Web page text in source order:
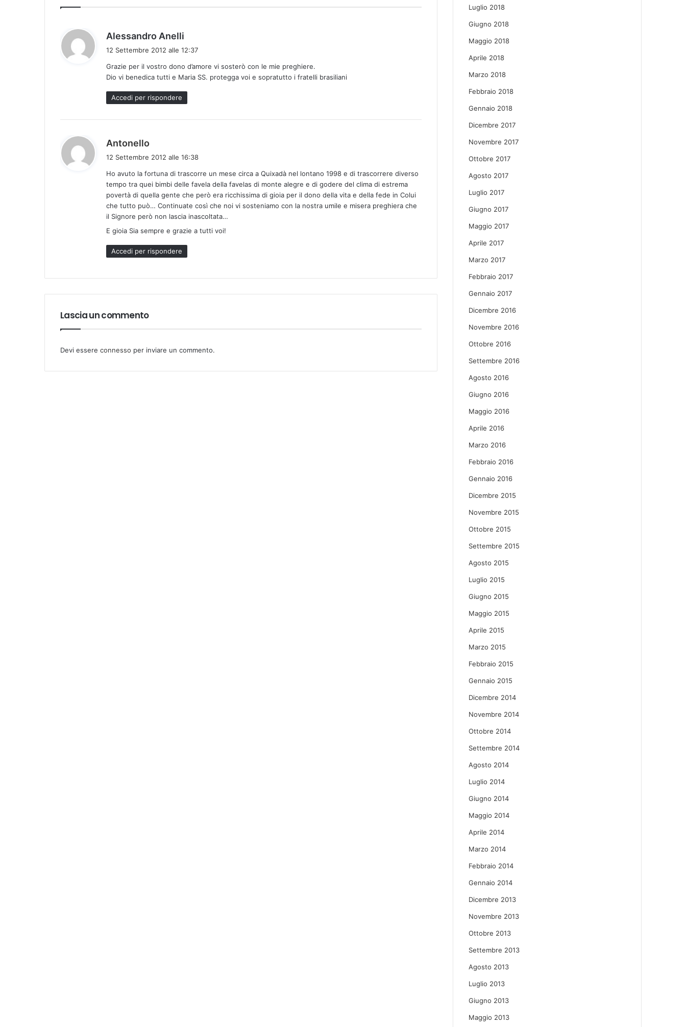
Alessandro Anelli
e
t
t
o
12 Settembre 2012 alle 12:37
Grazie per il vostro dono d’amore vi sosterò con le mie preghiere.
Dio vi benedica tutti e Maria SS. protegga voi e sopratutto i fratelli brasiliani
Accedi per rispondere
Antonello
e
t
t
12 Settembre 2012 alle 16:38
Ho avuto la fortuna di trascorre un mese circa a Quixadà nel lontano 1998 e di trascorrere diverso
tempo tra quei bimbi delle favela della favelas di monte alegre e di godere del clima di estrema
povertà di quella gente che però era ricchissima di gioia per il dono della vita e della fede in Colui
che tutto può… Continuate così che noi vi sosteniamo con la nostra umile e misera preghiera che
il Signore però non lascia inascoltata…
E gioia Sia sempre e grazie a tutti voi!
Accedi per rispondere
Lascia un commento
Devi essere connesso per inviare un commento.
Luglio 2018
Giugno 2018
Maggio 2018
Aprile 2018
Marzo 2018
Febbraio 2018
Gennaio 2018
Dicembre 2017
Novembre 2017
Ottobre 2017
Agosto 2017
Luglio 2017
Giugno 2017
Maggio 2017
Aprile 2017
Marzo 2017
Febbraio 2017
Gennaio 2017
Dicembre 2016
Novembre 2016
Ottobre 2016
Settembre 2016
Agosto 2016
Giugno 2016
Maggio 2016
Aprile 2016
Marzo 2016
Febbraio 2016
Gennaio 2016
Dicembre 2015
Novembre 2015
Ottobre 2015
Settembre 2015
Agosto 2015
Luglio 2015
Giugno 2015
Maggio 2015
Aprile 2015
Marzo 2015
Febbraio 2015
Gennaio 2015
Dicembre 2014
Novembre 2014
Ottobre 2014
Settembre 2014
Agosto 2014
Luglio 2014
Giugno 2014
Maggio 2014
Aprile 2014
Marzo 2014
Febbraio 2014
Gennaio 2014
Dicembre 2013
Novembre 2013
Ottobre 2013
Settembre 2013
Agosto 2013
Luglio 2013
Giugno 2013
Maggio 2013